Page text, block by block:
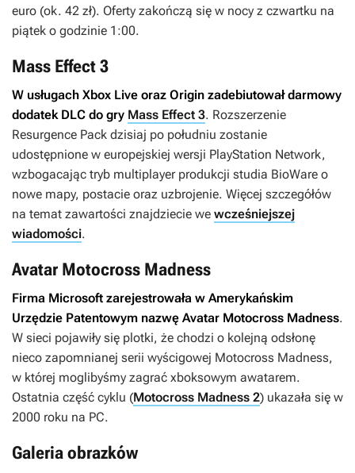
euro (ok. 42 zł). Oferty zakończą się w nocy z czwartku na
piątek o godzinie 1:00.
Mass Effect 3
W usługach Xbox Live oraz Origin zadebiutował darmowy
dodatek DLC do gry Mass Effect 3. Rozszerzenie
Resurgence Pack dzisiaj po południu zostanie
udostępnione w europejskiej wersji PlayStation Network,
wzbogacając tryb multiplayer produkcji studia BioWare o
nowe mapy, postacie oraz uzbrojenie. Więcej szczegółów
na temat zawartości znajdziecie we wcześniejszej
wiadomości.
Avatar Motocross Madness
Firma Microsoft zarejestrowała w Amerykańskim
Urzędzie Patentowym nazwę Avatar Motocross Madness.
W sieci pojawiły się plotki, że chodzi o kolejną odsłonę
nieco zapomnianej serii wyścigowej Motocross Madness,
w której moglibyśmy zagrać xboksowym awatarem.
Ostatnia część cyklu (Motocross Madness 2) ukazała się w
2000 roku na PC.
Galeria obrazków